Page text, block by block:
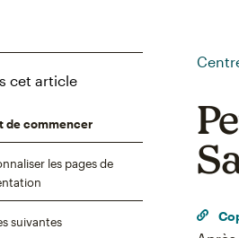
cet article
de commencer
les pages de
suivantes